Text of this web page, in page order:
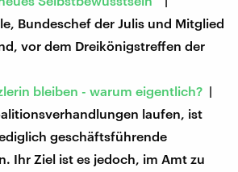
Bundeschef der Julis und Mitglied
vor dem Dreikönigstreffen der
bleiben - warum eigentlich? |
laufen, ist
geschäftsführende
Ihr Ziel ist es jedoch, im Amt zu